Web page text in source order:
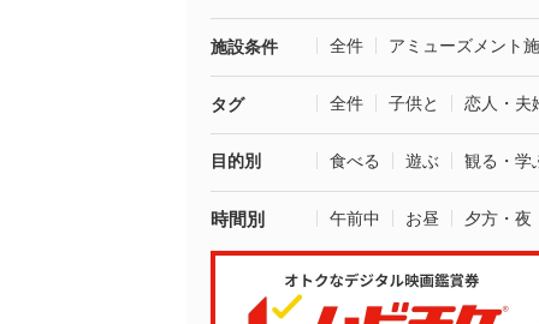
施設条件 全件 アミューズメント
タグ 全件 子供と 恋人・夫
目的別 食べる 遊ぶ 観る・学
時間別 午前中 お昼 夕方・夜